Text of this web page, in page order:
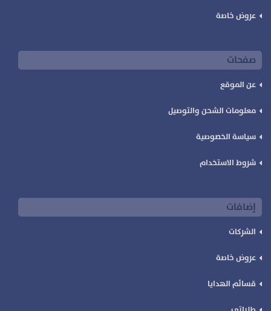
عروض خاصة
صفحات
عن الموقع
معلومات الشحن والتوصيل
سياسة الخصوصية
شروط الاستخدام
إضافات
الشركات
عروض خاصة
قسائم الهدايا